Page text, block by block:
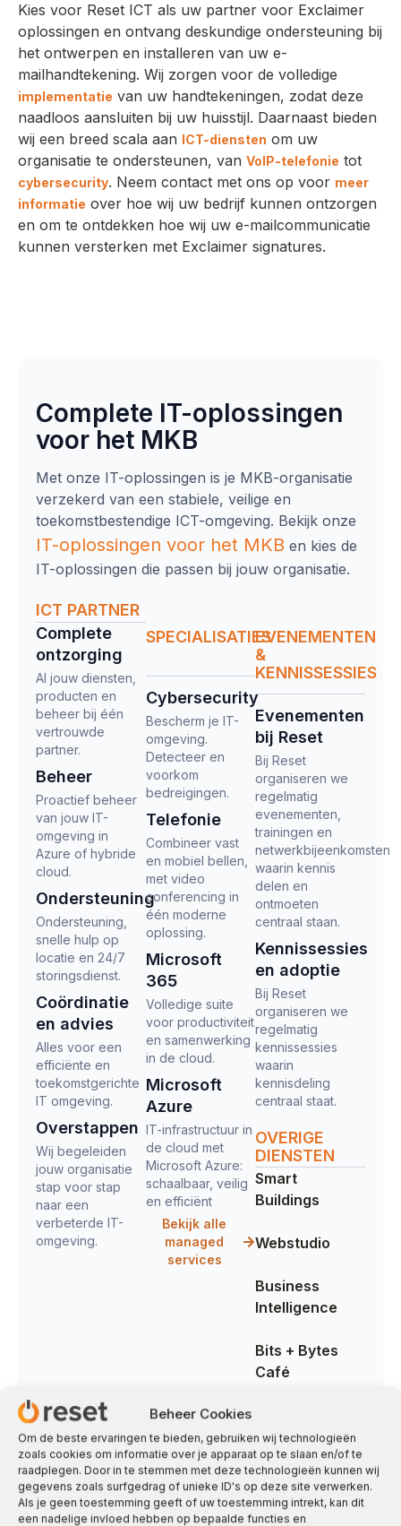
Beheer Cookies
Om de beste ervaringen te bieden, gebruiken wij technologieën
zoals cookies om informatie over je apparaat op te slaan en/of te
raadplegen. Door in te stemmen met deze technologieën kunnen wij
gegevens zoals surfgedrag of unieke ID's op deze site verwerken.
Als je geen toestemming geeft of uw toestemming intrekt, kan dit
een nadelige invloed hebben op bepaalde functies en
Kies voor Reset ICT als uw partner voor Exclaimer
oplossingen en ontvang deskundige ondersteuning bij
het ontwerpen en installeren van uw e-
mailhandtekening. Wij zorgen voor de volledige
implementatie van uw handtekeningen, zodat deze
naadloos aansluiten bij uw huisstijl. Daarnaast bieden
wij een breed scala aan ICT-diensten om uw
organisatie te ondersteunen, van VoIP-telefonie tot
cybersecurity. Neem contact met ons op voor meer
informatie over hoe wij uw bedrijf kunnen ontzorgen
en om te ontdekken hoe wij uw e-mailcommunicatie
kunnen versterken met Exclaimer signatures.
Complete IT-oplossingen
voor het MKB
Met onze IT-oplossingen is je MKB-organisatie
verzekerd van een stabiele, veilige en
toekomstbestendige ICT-omgeving. Bekijk onze
IT-oplossingen voor het MKB en kies de
IT-oplossingen die passen bij jouw organisatie.
ICT PARTNER
Complete
ontzorging​
Al jouw diensten,
producten en
beheer bij één
vertrouwde
partner.
Beheer
Proactief beheer
van jouw IT-
omgeving in
Azure of hybride
cloud.
Ondersteuning
Ondersteuning,
snelle hulp op
locatie en 24/7
storingsdienst.
Coördinatie
en advies
Alles voor een
efficiënte en
toekomstgerichte
IT omgeving.
Overstappen
Wij begeleiden
jouw organisatie
stap voor stap
naar een
verbeterde IT-
omgeving.
SPECIALISATIES
Cybersecurity
Bescherm je IT-
omgeving.
Detecteer en
voorkom
bedreigingen.
Telefonie
Combineer vast
en mobiel bellen,
met video
conferencing in
één moderne
oplossing.
Microsoft
365
Volledige suite
voor productiviteit
en samenwerking
in de cloud.
Microsoft
Azure
IT-infrastructuur in
de cloud met
Microsoft Azure:
schaalbaar, veilig
en efficiënt
Bekijk alle
managed
services
EVENEMENTEN
&
KENNISSESSIES
Evenementen
bij Reset
Bij Reset
organiseren we
regelmatig
evenementen,
trainingen en
netwerkbijeenkomsten
waarin kennis
delen en
ontmoeten
centraal staan.
Kennissessies
en adoptie
Bij Reset
organiseren we
regelmatig
kennissessies
waarin
kennisdeling
centraal staat.
OVERIGE
DIENSTEN
Smart
Buildings
Webstudio
Business
Intelligence
Bits + Bytes
Café